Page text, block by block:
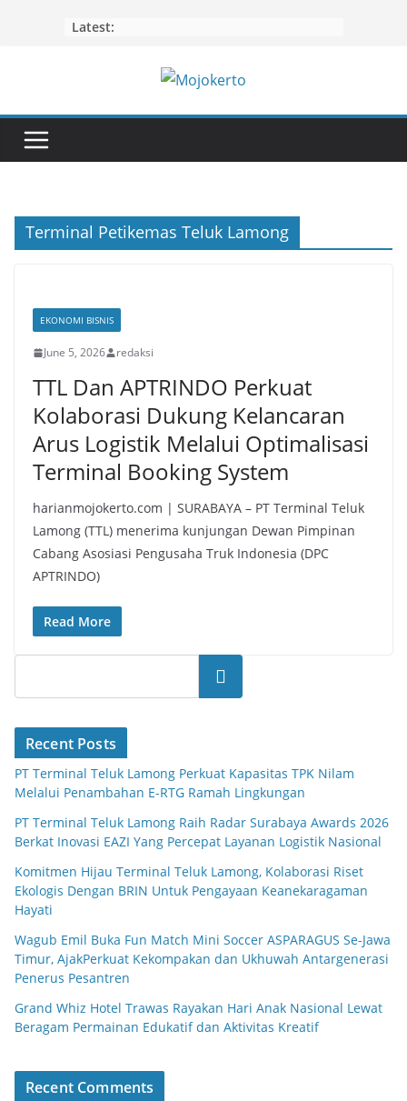
Latest:
Terminal Petikemas Teluk Lamong
EKONOMI BISNIS
June 5, 2026 redaksi
TTL Dan APTRINDO Perkuat
Kolaborasi Dukung Kelancaran
Arus Logistik Melalui Optimalisasi
Terminal Booking System
harianmojokerto.com | SURABAYA – PT Terminal Teluk
Lamong (TTL) menerima kunjungan Dewan Pimpinan
Cabang Asosiasi Pengusaha Truk Indonesia (DPC
APTRINDO)
Read More
Search
Recent Posts
PT Terminal Teluk Lamong Perkuat Kapasitas TPK Nilam
Melalui Penambahan E-RTG Ramah Lingkungan
PT Terminal Teluk Lamong Raih Radar Surabaya Awards 2026
Berkat Inovasi EAZI Yang Percepat Layanan Logistik Nasional
Komitmen Hijau Terminal Teluk Lamong, Kolaborasi Riset
Ekologis Dengan BRIN Untuk Pengayaan Keanekaragaman
Hayati
Wagub Emil Buka Fun Match Mini Soccer ASPARAGUS Se-Jawa
Timur, AjakPerkuat Kekompakan dan Ukhuwah Antargenerasi
Penerus Pesantren
Grand Whiz Hotel Trawas Rayakan Hari Anak Nasional Lewat
Beragam Permainan Edukatif dan Aktivitas Kreatif
Recent Comments